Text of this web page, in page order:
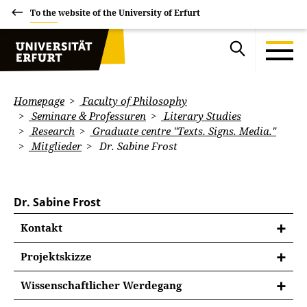
To the website of the University of Erfurt
Homepage
Faculty of Philosophy
Seminare & Professuren
Literary Studies
Research
Graduate centre "Texts. Signs. Media."
Mitglieder
Dr. Sabine Frost
Dr. Sabine Frost
Kontakt
Projektskizze
Projektskizze
Whiteout. Schneefälle und Weißeinbrüche in
Wissenschaftlicher Werdegang